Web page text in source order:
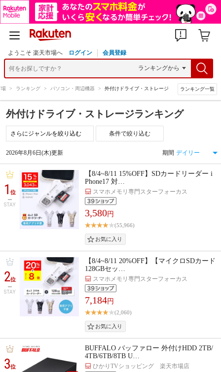
ようこそ 楽天市場へ ログイン 会員登録
場 > ランキング > パソコン・周辺機器 > 外付けドライブ・ストレージ ランキング一覧
外付けドライブ・ストレージランキング
条件で絞り込む
2026年8月6日(木)更新 期間
1位
STAY
【8/4~8/11 15%OFF】SDカードリーダー i
Phone17 対…
スマホメモリ専門スターフォーカス
3,580円
(55,966)
2位
STAY
【8/4~8/11 20%OFF】【マイクロSDカード
128GBセッ…
スマホメモリ専門スターフォーカス
7,184円
(2,060)
3位
BUFFALO バッファロー 外付けHDD 2TB/
4TB/6TB/8TB U…
ひかりTVショッピング 楽天市場店